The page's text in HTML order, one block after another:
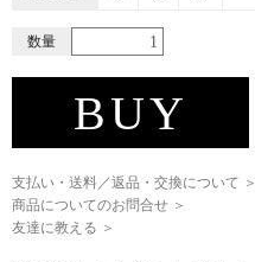
数量
BUY
支払い・送料／返品・交換について ＞
商品についてのお問合せ ＞
友達に教える ＞